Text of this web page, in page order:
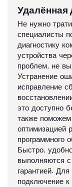
Удалённая
Не нужно
специалисты
диагностику
устройства
проблем, не
Устранение
исправление
это доступно
также
оптимизацией
программного
Быстро,
выполняются
гарантией.
подключение к